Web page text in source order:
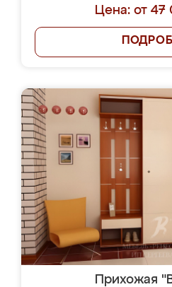
Цена: от 47
Прихожая